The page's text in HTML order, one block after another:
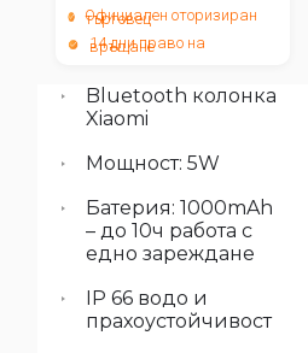
Официален оторизиран
търговец
14 дни право на
връщане
Bluetooth колонка
Xiaomi
Мощност: 5W
Батерия: 1000mAh
– до 10ч работа с
едно зареждане
IP 66 водо и
прахоустойчивост